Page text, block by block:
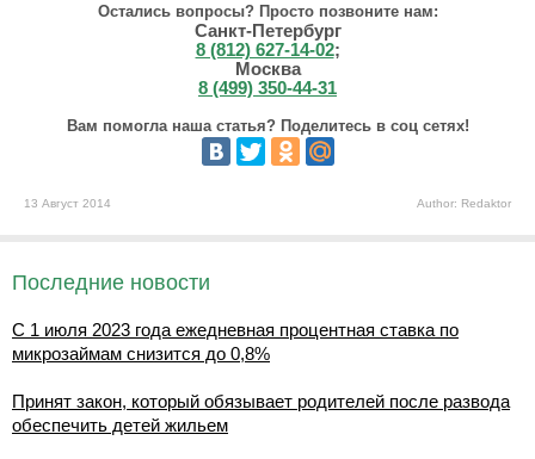
Остались вопросы? Просто позвоните нам:
Санкт-Петербург
8 (812) 627-14-02;
Москва
8 (499) 350-44-31
Вам помогла наша статья? Поделитесь в соц сетях!
13 Август 2014 Author: Redaktor
Последние новости
С 1 июля 2023 года ежедневная процентная ставка по
микрозаймам снизится до 0,8%
Принят закон, который обязывает родителей после развода
обеспечить детей жильем